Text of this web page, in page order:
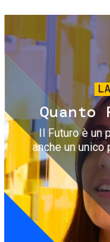
Il Futuro è un
anche un unico